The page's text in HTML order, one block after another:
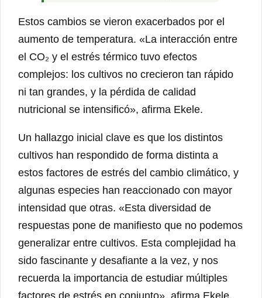
Estos cambios se vieron exacerbados por el
aumento de temperatura. «La interacción entre
el CO₂ y el estrés térmico tuvo efectos
complejos: los cultivos no crecieron tan rápido
ni tan grandes, y la pérdida de calidad
nutricional se intensificó», afirma Ekele.
Un hallazgo inicial clave es que los distintos
cultivos han respondido de forma distinta a
estos factores de estrés del cambio climático, y
algunas especies han reaccionado con mayor
intensidad que otras. «Esta diversidad de
respuestas pone de manifiesto que no podemos
generalizar entre cultivos. Esta complejidad ha
sido fascinante y desafiante a la vez, y nos
recuerda la importancia de estudiar múltiples
factores de estrés en conjunto», afirma Ekele.